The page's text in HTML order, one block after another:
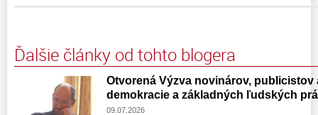
Ďalšie články od tohto blogera
Otvorená Výzva novinárov, publicistov
demokracie a základných ľudských
09.07.2026